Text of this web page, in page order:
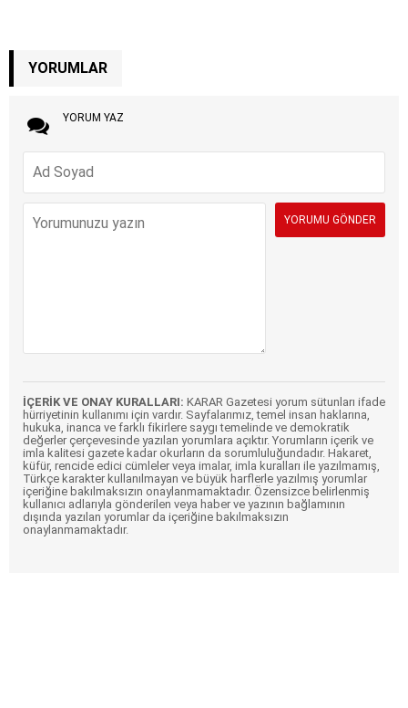
YORUMLAR
YORUM YAZ
İÇERİK VE ONAY KURALLARI: KARAR Gazetesi yorum sütunları ifade
hürriyetinin kullanımı için vardır. Sayfalarımız, temel insan haklarına,
hukuka, inanca ve farklı fikirlere saygı temelinde ve demokratik
değerler çerçevesinde yazılan yorumlara açıktır. Yorumların içerik ve
imla kalitesi gazete kadar okurların da sorumluluğundadır. Hakaret,
küfür, rencide edici cümleler veya imalar, imla kuralları ile yazılmamış,
Türkçe karakter kullanılmayan ve büyük harflerle yazılmış yorumlar
içeriğine bakılmaksızın onaylanmamaktadır. Özensizce belirlenmiş
kullanıcı adlarıyla gönderilen veya haber ve yazının bağlamının
dışında yazılan yorumlar da içeriğine bakılmaksızın
onaylanmamaktadır.